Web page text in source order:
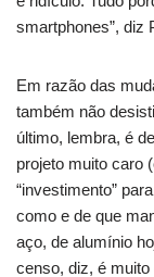
smartphones”, diz
Em razão das
também não
último, lembra, é
projeto muito caro
“investimento”
como e de que
aço, de alumínio
censo, diz, é